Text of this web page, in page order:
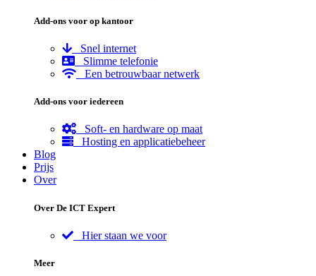
Add-ons voor op kantoor
Snel internet
Slimme telefonie
Een betrouwbaar netwerk
Add-ons voor iedereen
Soft- en hardware op maat
Hosting en applicatiebeheer
Blog
Prijs
Over
Over De ICT Expert
Hier staan we voor
Meer